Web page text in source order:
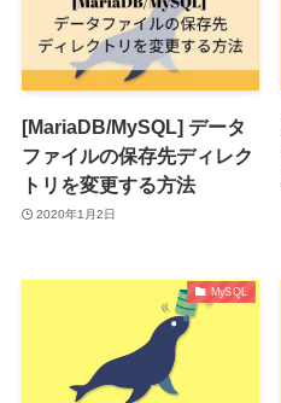
[MariaDB/MySQL] データ
ファイルの保存先ディレク
トリを変更する方法
2020年1月2日
MySQL